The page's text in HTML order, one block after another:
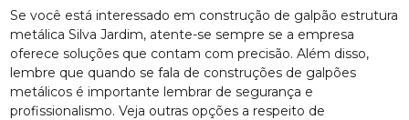
Se você está interessado em construção de galpão estrutura
metálica Silva Jardim, atente-se sempre se a empresa
oferece soluções que contam com precisão. Além disso,
lembre que quando se fala de construções de galpões
metálicos é importante lembrar de segurança e
profissionalismo. Veja outras opções a respeito de